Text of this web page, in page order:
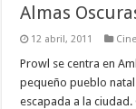
Almas
12 abril, 2011
Prowl se centra en
pequeño pueblo
escapada a la ciudad.